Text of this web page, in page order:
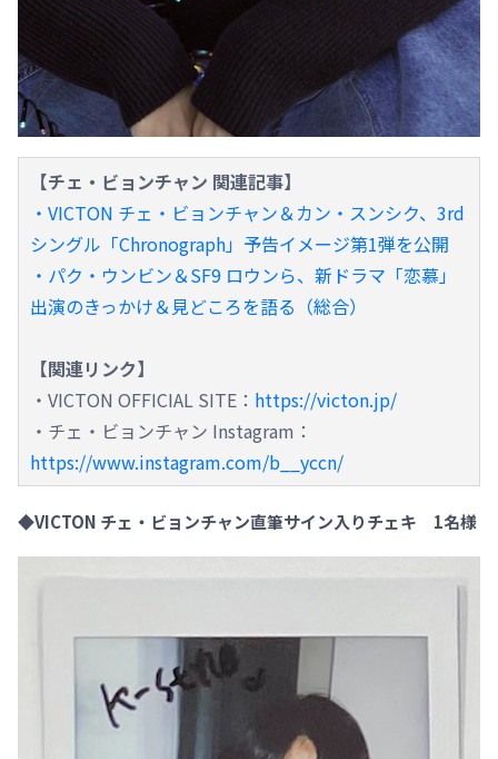
【チェ・ビョンチャン 関連記事】
・VICTON チェ・ビョンチャン＆カン・スンシク、3rd
シングル「Chronograph」予告イメージ第1弾を公開
・パク・ウンビン＆SF9 ロウンら、新ドラマ「恋慕」
出演のきっかけ＆見どころを語る（総合）
【関連リンク】
・VICTON OFFICIAL SITE： https://victon.jp/
・チェ・ビョンチャン Instagram：
https://www.instagram.com/b__yccn/
◆VICTON チェ・ビョンチャン直筆サイン入りチェキ 1名様